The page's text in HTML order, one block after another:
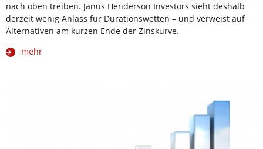
nach oben treiben. Janus Henderson Investors sieht deshalb
derzeit wenig Anlass für Durationswetten – und verweist auf
Alternativen am kurzen Ende der Zinskurve.
mehr